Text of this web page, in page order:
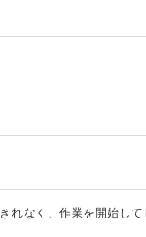
れなく、作業を開始して